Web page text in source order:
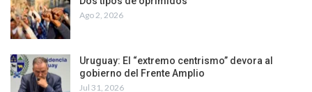
«No Kings”, el pueblo norteamericano
movilizado contra el autoritarismo de Donald
PREV NEXT 1 De 27